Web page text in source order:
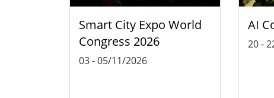
Smart City Expo World
Congress 2026
03-05/11/2026
AI
20-